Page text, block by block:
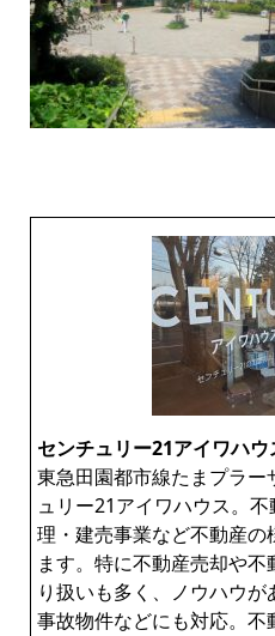
センチュリー21アイワハウ
東急田園都市線たまプラ
ュリー21アイワハウス。
理・建売事業など不動産
ます。特に不動産売却や
り扱いも多く、ノウハウが
事故物件などにも対応。